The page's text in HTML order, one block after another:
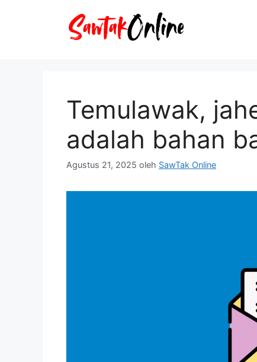
Temulawak,
adalah bahan
Agustus 21, 2025 oleh SawTak Online